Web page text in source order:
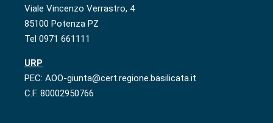
Viale Vincenzo Verrastro, 4
85100 Potenza PZ
Tel 0971 661111
URP
PEC: AOO-giunta@cert.regione.basilicata.it
C.F. 80002950766